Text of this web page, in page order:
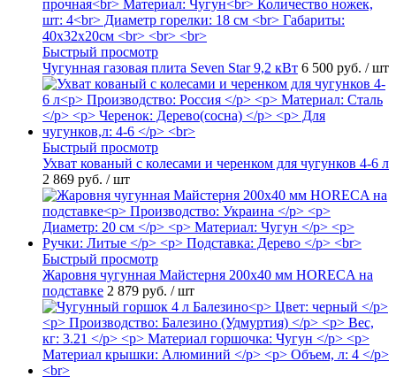
Быстрый просмотр
Чугунная газовая плита Seven Star 9,2 кВт 6 500 руб. / шт
Быстрый просмотр
Ухват кованый с колесами и черенком для чугунков 4-6 л
2 869 руб. / шт
Быстрый просмотр
Жаровня чугунная Майстерня 200х40 мм HORECA на
подставке 2 879 руб. / шт